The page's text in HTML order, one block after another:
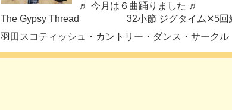
♬ 今月は６曲踊りました ♬
The Gypsy Thread 32小節 ジグタイム✕5回
羽田スコティッシュ・カントリー・ダンス・サークル